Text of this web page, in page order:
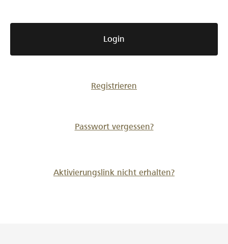
Login
Registrieren
Passwort vergessen?
Aktivierungslink nicht erhalten?